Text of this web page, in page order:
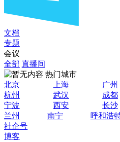
文档
专题
会议
全部 直播间
热门城市
北京
上海 广州
杭州
武汉 成都
宁波
西安 长沙
兰州
南宁 呼和浩
社企号
博客